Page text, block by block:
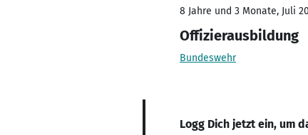
8 Jahre und 3 Monate, Juli
Offizierausbildung
Bundeswehr
Logg Dich jetzt ein, um